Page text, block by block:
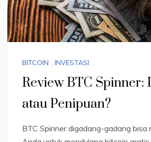
BITCOIN INVESTASI
Review BTC Spinner:
atau Penipuan?
BTC Spinner digadang-gadang bisa